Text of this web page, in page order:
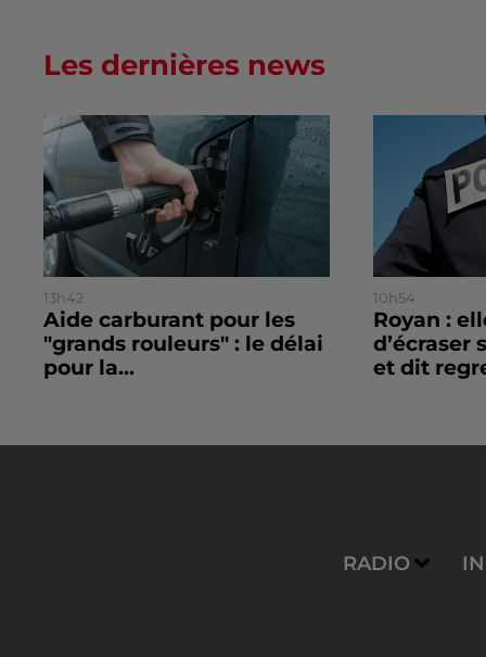
Les dernières news
13h42
Aide carburant pour les
"grands rouleurs" : le délai
pour la...
10h54
Royan :
d’écraser
et dit
RADIO